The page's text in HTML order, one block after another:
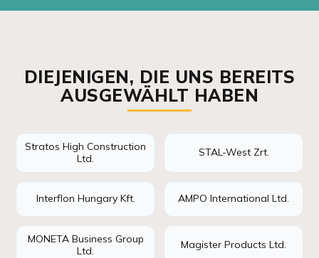
DIEJENIGEN, DIE UNS BEREITS
AUSGEWÄHLT HABEN
Stratos High Construction
Ltd.
STAL-West Zrt.
Interflon Hungary Kft. AMPO International Ltd.
MONETA Business Group
Ltd.
Magister Products Ltd.